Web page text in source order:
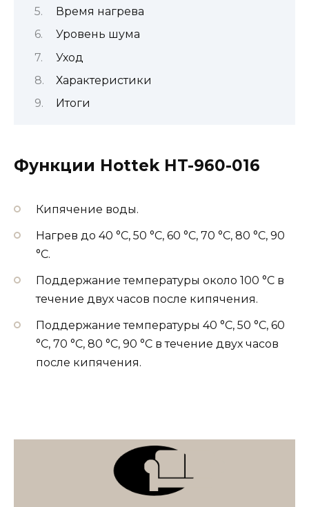
Время нагрева
Уровень шума
Уход
Характеристики
Итоги
Функции Hottek HT-960-016
Кипячение воды.
Нагрев до 40 °С, 50 °С, 60 °С, 70 °С, 80 °С, 90
°С.
Поддержание температуры около 100 °С в
течение двух часов после кипячения.
Поддержание температуры 40 °С, 50 °С, 60
°С, 70 °С, 80 °С, 90 °С в течение двух часов
после кипячения.